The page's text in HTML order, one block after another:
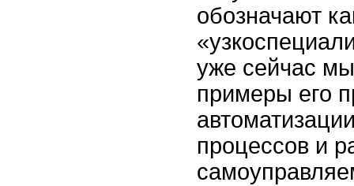
обозначают
уже сейчас
примеры его
процессов и